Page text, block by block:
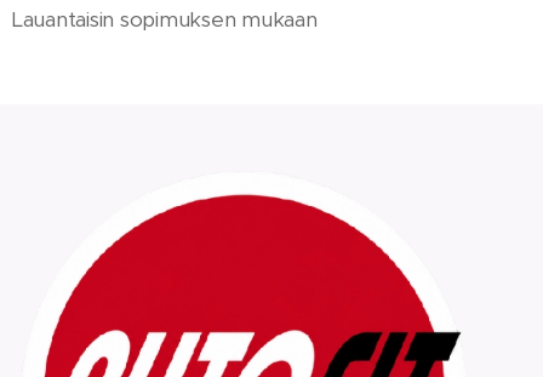
Lauantaisin sopimuksen mukaan